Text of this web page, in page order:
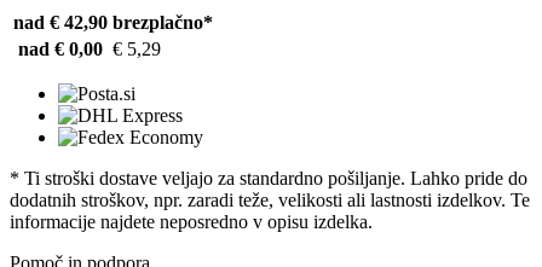
nad € 42,90 brezplačno*
nad € 0,00 € 5,29
* Ti stroški dostave veljajo za standardno pošiljanje. Lahko pride do
dodatnih stroškov, npr. zaradi teže, velikosti ali lastnosti izdelkov. Te
informacije najdete neposredno v opisu izdelka.
Pomoč in podpora